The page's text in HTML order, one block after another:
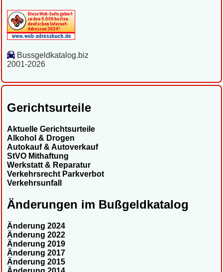
Bussgeldkatalog.biz
2001-2026
Gerichtsurteile
Aktuelle Gerichtsurteile
Alkohol & Drogen
Autokauf & Autoverkauf
StVO Mithaftung
Werkstatt & Reparatur
Verkehrsrecht Parkverbot
Verkehrsunfall
Änderungen im Bußgeldkatalog
Änderung 2024
Änderung 2022
Änderung 2019
Änderung 2017
Änderung 2015